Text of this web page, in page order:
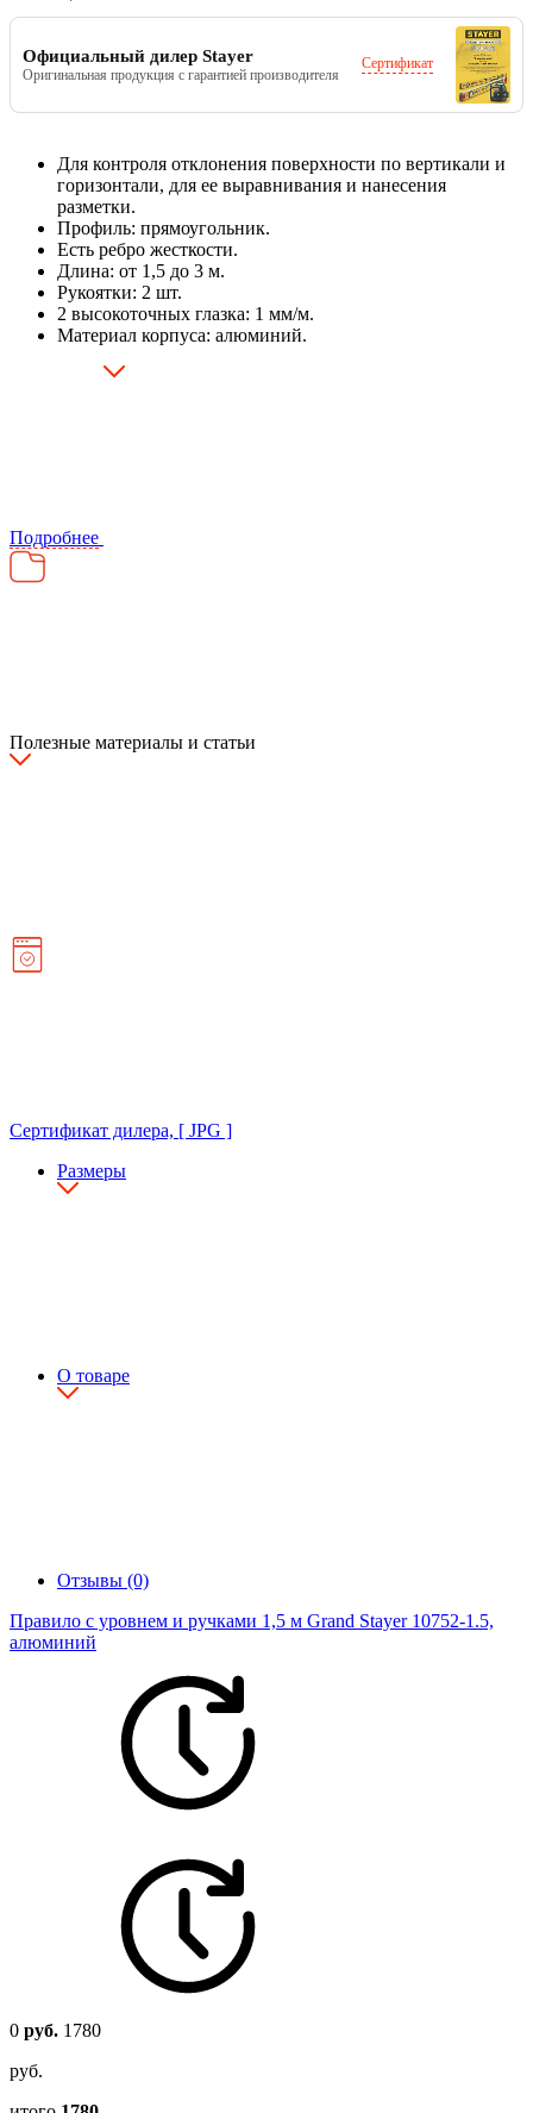
Официальный дилер Stayer
Оригинальная продукция с гарантией производителя
Сертификат
Для контроля отклонения поверхности по вертикали и
горизонтали, для ее выравнивания и нанесения
разметки.
Профиль: прямоугольник.
Есть ребро жесткости.
Длина: от 1,5 до 3 м.
Рукоятки: 2 шт.
2 высокоточных глазка: 1 мм/м.
Материал корпуса: алюминий.
Подробнее
Полезные материалы и статьи
Сертификат дилера, [ JPG ]
Размеры
О товаре
Отзывы (0)
Правило с уровнем и ручками 1,5 м Grand Stayer 10752-1.5,
алюминий
0 руб. 1780
руб.